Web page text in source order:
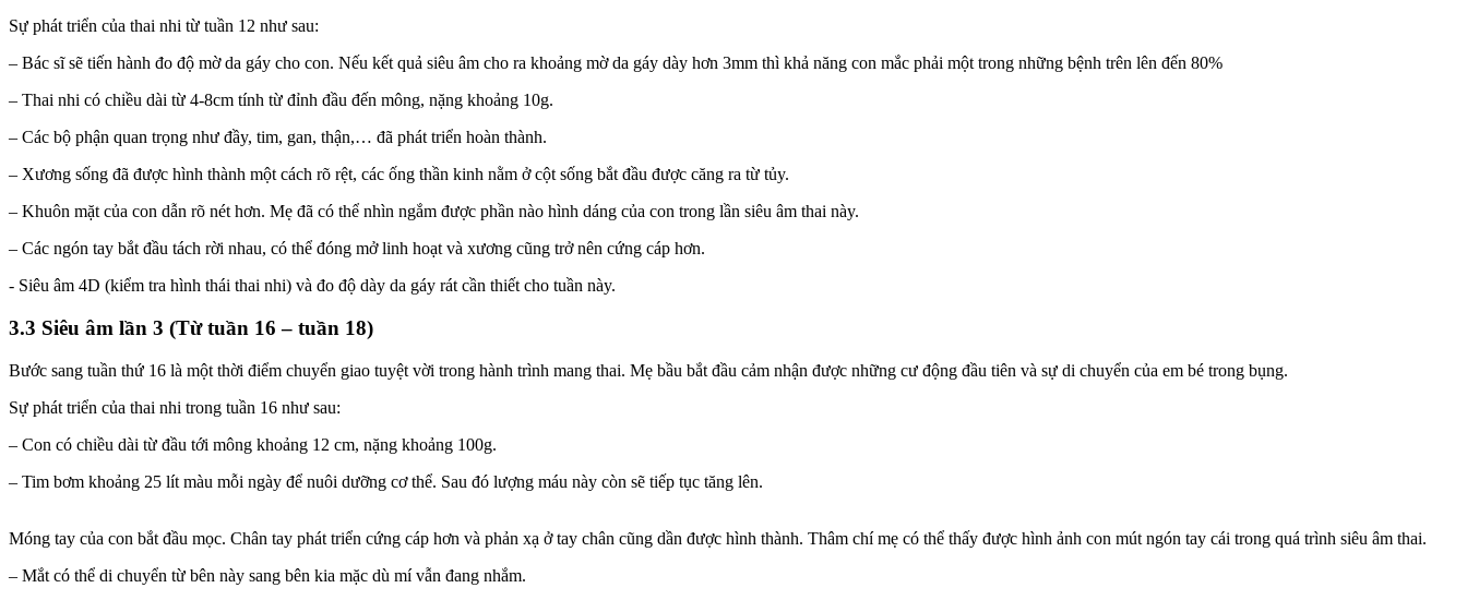
Sự phát triển của thai nhi từ tuần 12 như sau:
– Bác sĩ sẽ tiến hành đo độ mờ da gáy cho con. Nếu kết quả siêu âm cho ra khoảng mờ da gáy dày hơn 3mm thì khả năng con mắc phải một trong những bệnh trên lên đến 80%
– Thai nhi có chiều dài từ 4-8cm tính từ đỉnh đầu đến mông, nặng khoảng 10g.
– Các bộ phận quan trọng như đầy, tim, gan, thận,… đã phát triển hoàn thành.
– Xương sống đã được hình thành một cách rõ rệt, các ống thần kinh nằm ở cột sống bắt đầu được căng ra từ tủy.
– Khuôn mặt của con dẫn rõ nét hơn. Mẹ đã có thể nhìn ngắm được phần nào hình dáng của con trong lần siêu âm thai này.
– Các ngón tay bắt đầu tách rời nhau, có thể đóng mở linh hoạt và xương cũng trở nên cứng cáp hơn.
- Siêu âm 4D (kiểm tra hình thái thai nhi) và đo độ dày da gáy rát cần thiết cho tuần này.
3.3 Siêu âm lần 3 (Từ tuần 16 – tuần 18)
Bước sang tuần thứ 16 là một thời điểm chuyển giao tuyệt vời trong hành trình mang thai. Mẹ bầu bắt đầu cảm nhận được những cư động đầu tiên và sự di chuyển của em bé trong bụng.
Sự phát triển của thai nhi trong tuần 16 như sau:
– Con có chiều dài từ đầu tới mông khoảng 12 cm, nặng khoảng 100g.
– Tim bơm khoảng 25 lít màu mỗi ngày để nuôi dưỡng cơ thể. Sau đó lượng máu này còn sẽ tiếp tục tăng lên.
Móng tay của con bắt đầu mọc. Chân tay phát triển cứng cáp hơn và phản xạ ở tay chân cũng dần được hình thành. Thâm chí mẹ có thể thấy được hình ảnh con mút ngón tay cái trong quá trình siêu âm thai.
– Mắt có thể di chuyển từ bên này sang bên kia mặc dù mí vẫn đang nhắm.